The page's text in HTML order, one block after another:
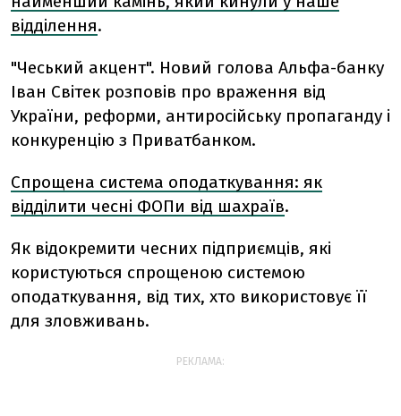
відділення.
"Чеський акцент". Новий голова Альфа-банку
Іван Світек розповів про враження від
України, реформи, антиросійську пропаганду і
конкуренцію з Приватбанком.
Спрощена система оподаткування: як
відділити чесні ФОПи від шахраїв.
Як відокремити чесних підприємців, які
користуються спрощеною системою
оподаткування, від тих, хто використовує її
для зловживань.
РЕКЛАМА: